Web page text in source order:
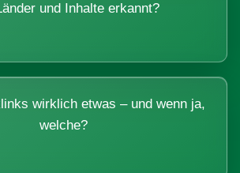
und Inhalte erkannt?
wirklich etwas – und wenn ja,
welche?